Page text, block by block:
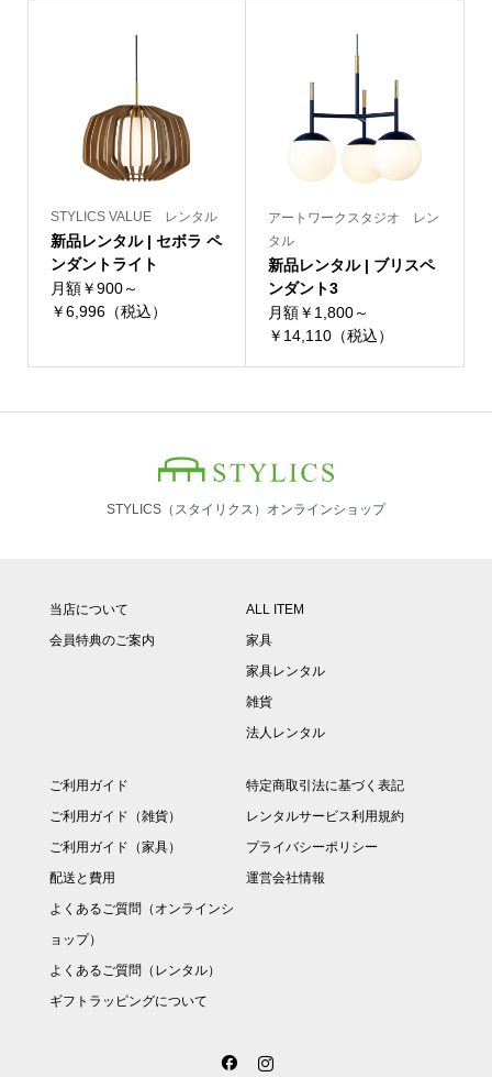
STYLICS VALUE レンタル
新品レンタル | セボラ ペ
ンダントライト
月額￥900～
￥6,996（税込）
アートワークスタジオ レン
タル
新品レンタル | ブリスペ
ンダント3
月額￥1,800～
￥14,110（税込）
STYLICS（スタイリクス）オンラインショップ
当店について
会員特典のご案内
ALL ITEM
家具
家具レンタル
雑貨
法人レンタル
ご利用ガイド
ご利用ガイド（雑貨）
ご利用ガイド（家具）
配送と費用
よくあるご質問（オンラインシ
ョップ）
よくあるご質問（レンタル）
ギフトラッピングについて
特定商取引法に基づく表記
レンタルサービス利用規約
プライバシーポリシー
運営会社情報